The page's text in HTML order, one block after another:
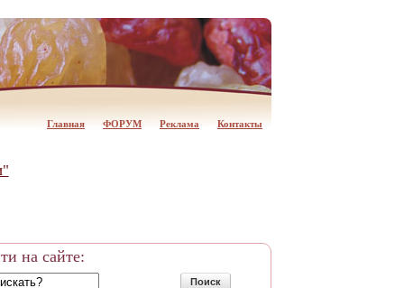
Главная ФОРУМ Реклама Контакты
на сайте:
Поиск